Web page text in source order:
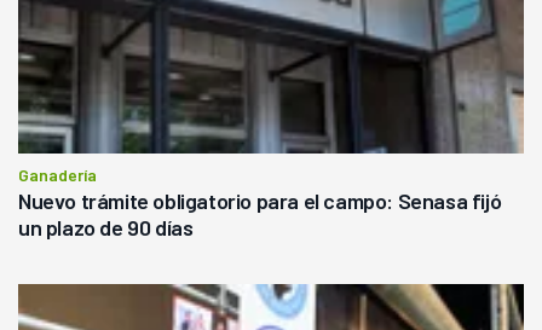
Ganadería
Nuevo trámite obligatorio para el campo: Senasa fijó
un plazo de 90 días